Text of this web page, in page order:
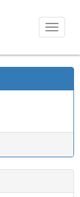
Toggle